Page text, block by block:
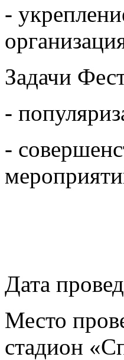
-
Задачи
-
-
Дата
Место
стадион